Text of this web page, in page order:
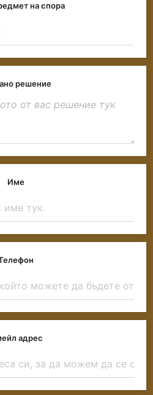
на спора
решение
Име
адрес